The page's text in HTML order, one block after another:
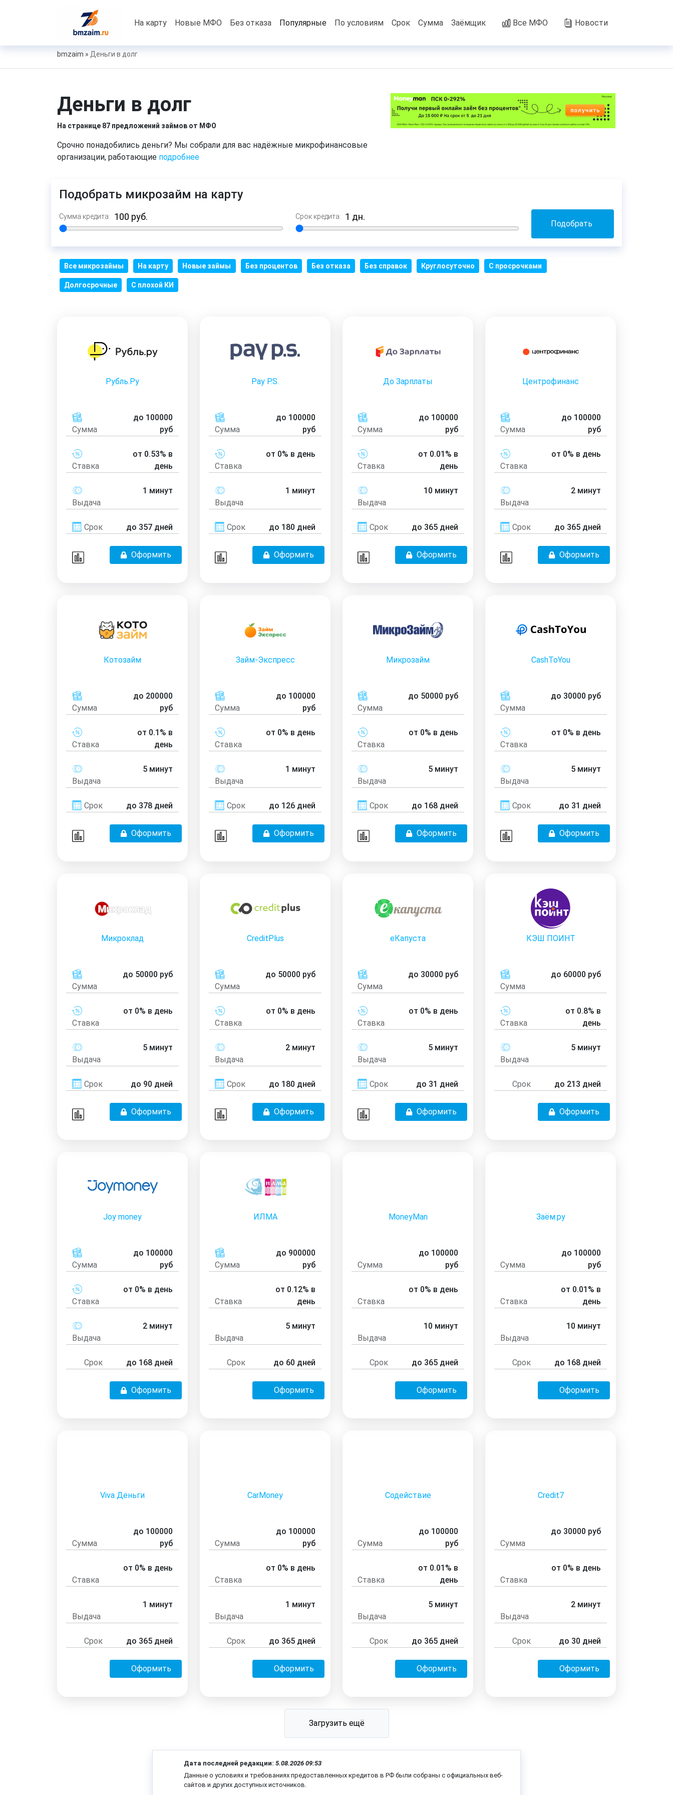
На карту Новые МФО Без отказа Популярные По условиям Срок Сумма Заёмщик Все МФО Новости
bmzaim » Деньги в долг
Деньги в долг
На странице 87 предложений займов от МФО
Срочно понадобились деньги? Мы собрали для вас надёжные микрофинансовые
организации, работающие подробнее
Подобрать микрозайм на карту
Сумма кредита: Срок кредита:
Подобрать
Все микрозаймы На карту Новые займы Без процентов Без отказа Без справок Круглосуточно С просрочками
Долгосрочные С плохой КИ
Рубль.Ру
Сумма
до 100000
руб
Ставка
от 0.53% в
день
Выдача
1 минут
Срок до 357 дней
Оформить
Pay P.S.
Сумма
до 100000
руб
Ставка
от 0% в день
Выдача
1 минут
Срок до 180 дней
Оформить
До Зарплаты
Сумма
до 100000
руб
Ставка
от 0.01% в
день
Выдача
10 минут
Срок до 365 дней
Оформить
Центрофинанс
Сумма
до 100000
руб
Ставка
от 0% в день
Выдача
2 минут
Срок до 365 дней
Оформить
Котозайм
Сумма
до 200000
руб
Ставка
от 0.1% в
день
Выдача
5 минут
Срок до 378 дней
Оформить
Займ-Экспресс
Сумма
до 100000
руб
Ставка
от 0% в день
Выдача
1 минут
Срок до 126 дней
Оформить
Микрозайм
Сумма
до 50000 руб
Ставка
от 0% в день
Выдача
5 минут
Срок до 168 дней
Оформить
CashToYou
Сумма
до 30000 руб
Ставка
от 0% в день
Выдача
5 минут
Срок до 31 дней
Оформить
Микроклад
Сумма
до 50000 руб
Ставка
от 0% в день
Выдача
5 минут
Срок до 90 дней
Оформить
CreditPlus
Сумма
до 50000 руб
Ставка
от 0% в день
Выдача
2 минут
Срок до 180 дней
Оформить
еКапуста
Сумма
до 30000 руб
Ставка
от 0% в день
Выдача
5 минут
Срок до 31 дней
Оформить
КЭШ ПОИНТ
Сумма
до 60000 руб
Ставка
от 0.8% в
день
Выдача
5 минут
Срок до 213 дней
Оформить
Joy money
Сумма
до 100000
руб
Ставка
от 0% в день
Выдача
2 минут
Срок до 168 дней
Оформить
ИЛМА
Сумма
до 900000
руб
Ставка
от 0.12% в
день
Выдача
5 минут
Срок до 60 дней
Оформить
MoneyMan
Сумма
до 100000
руб
Ставка
от 0% в день
Выдача
10 минут
Срок до 365 дней
Оформить
Заём.ру
Сумма
до 100000
руб
Ставка
от 0.01% в
день
Выдача
10 минут
Срок до 168 дней
Оформить
Viva Деньги
Сумма
до 100000
руб
Ставка
от 0% в день
Выдача
1 минут
Срок до 365 дней
Оформить
CarMoney
Сумма
до 100000
руб
Ставка
от 0% в день
Выдача
1 минут
Срок до 365 дней
Оформить
Содействие
Сумма
до 100000
руб
Ставка
от 0.01% в
день
Выдача
5 минут
Срок до 365 дней
Оформить
Credit7
Сумма
до 30000 руб
Ставка
от 0% в день
Выдача
2 минут
Срок до 30 дней
Оформить
Загрузить ещё
Дата последней редакции: 5.08.2026 09:53
Данные о условиях и требованиях предоставленных кредитов в РФ были собраны с официальных веб-
сайтов и других доступных источников.